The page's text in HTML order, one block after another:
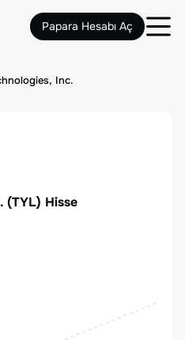
Papara Hesabı Aç
Inc.
(TYL) Hisse